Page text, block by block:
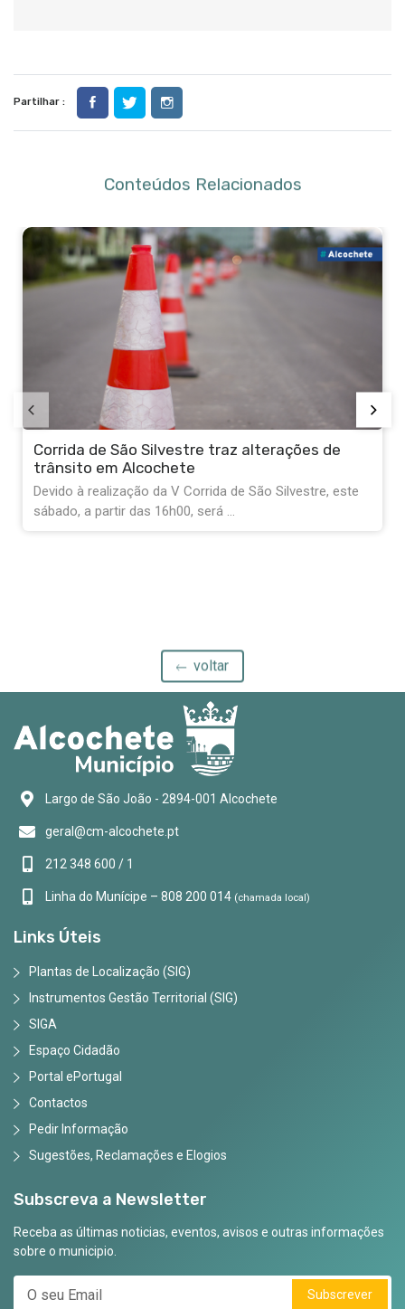
Partilhar :
Conteúdos Relacionados
Mário Catalão Boieiro defende Assembleia
Municipal como “espaço privilegiado de
participação democrática”
voltar
Largo de São João - 2894-001 Alcochete
geral@cm-alcochete.pt
212 348 600 / 1
Linha do Munícipe – 808 200 014 (chamada local)
Links Úteis
Plantas de Localização (SIG)
Instrumentos Gestão Territorial (SIG)
SIGA
Espaço Cidadão
Portal ePortugal
Contactos
Pedir Informação
Sugestões, Reclamações e Elogios
Subscreva a Newsletter
Receba as últimas noticias, eventos, avisos e outras informações
sobre o municipio.
Subscrever